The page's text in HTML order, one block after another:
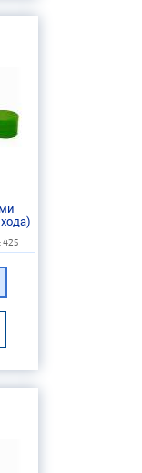
425